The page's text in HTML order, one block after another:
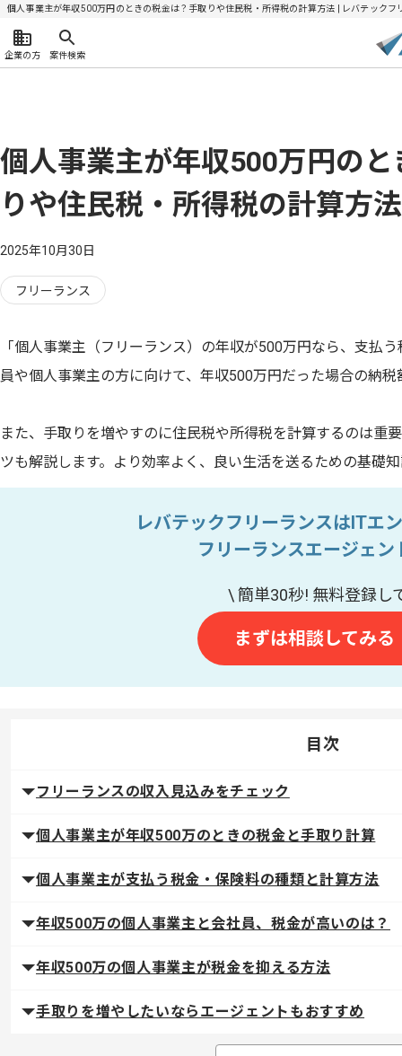
個人事業主が年収500万円のときの税金は？手取りや住民税・所得税の計算方法 | レバテックフ
企業の方 案件検索
個人事業主が年収500万円の
りや住民税・所得税の計算方法
2025年10月30日
フリーランス
「個人事業主（フリーランス）の年収が500万円なら、支払
員や個人事業主の方に向けて、年収500万円だった場合の納
また、手取りを増やすのに住民税や所得税を計算するのは重
ツも解説します。より効率よく、良い生活を送るための基礎
レバテックフリーランスはITエ
フリーランスエージェン
まずは相談してみる
目次
フリーランスの収入見込みをチェック
個人事業主が年収500万のときの税金と手取り計算
個人事業主が支払う税金・保険料の種類と計算方法
年収500万の個人事業主と会社員、税金が高いのは？
年収500万の個人事業主が税金を抑える方法
手取りを増やしたいならエージェントもおすすめ